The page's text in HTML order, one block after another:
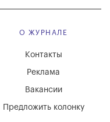
О ЖУРНАЛЕ
Вакансии
Реклама
Контакты
Предложить колонку